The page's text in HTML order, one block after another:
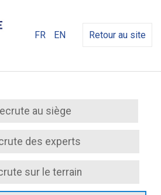
FR EN Retour au site
au siège
des experts
sur le terrain